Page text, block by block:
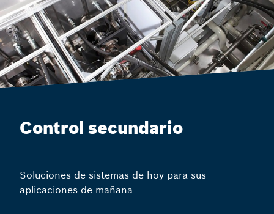
Control secundario
Soluciones de sistemas de hoy para sus
aplicaciones de mañana